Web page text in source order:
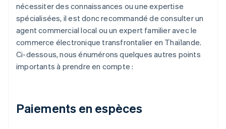
nécessiter des connaissances ou une expertise
spécialisées, il est donc recommandé de consulter un
agent commercial local ou un expert familier avec le
commerce électronique transfrontalier en Thaïlande.
Ci-dessous, nous énumérons quelques autres points
importants à prendre en compte :
Paiements en espèces